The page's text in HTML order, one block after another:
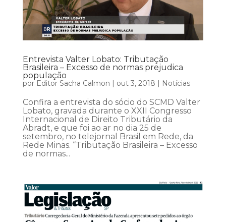
Entrevista Valter Lobato: Tributação
Brasileira – Excesso de normas prejudica
população
por Editor Sacha Calmon | out 3, 2018 | Notícias
Confira a entrevista do sócio do SCMD Valter
Lobato, gravada durante o XXII Congresso
Internacional de Direito Tributário da
Abradt, e que foi ao ar no dia 25 de
setembro, no telejornal Brasil em Rede, da
Rede Minas. “Tributação Brasileira – Excesso
de normas...